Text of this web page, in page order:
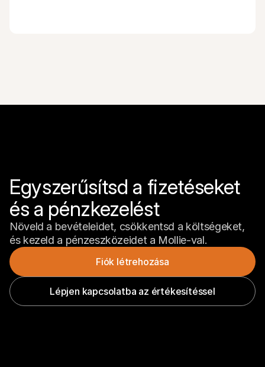
Egyszerűsítsd a fizetéseket
és a pénzkezelést
Növeld a bevételeidet, csökkentsd a költségeket,
és kezeld a pénzeszközeidet a Mollie-val.
Fiók létrehozása
Lépjen kapcsolatba az értékesítéssel